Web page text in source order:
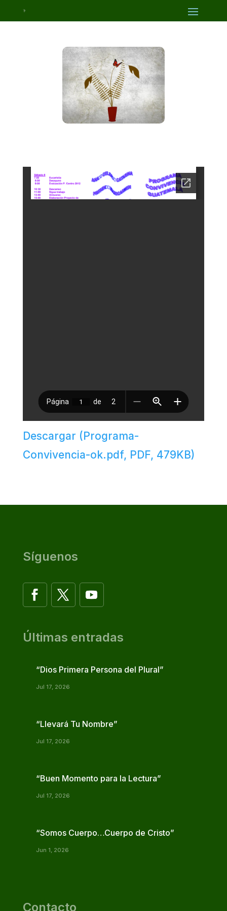
Descargar (Programa-
Convivencia-ok.pdf, PDF, 479KB)
Síguenos
Últimas entradas
“Dios Primera Persona del Plural”
Jul 17, 2026
“Llevará Tu Nombre”
Jul 17, 2026
“Buen Momento para la Lectura”
Jul 17, 2026
“Somos Cuerpo…Cuerpo de Cristo”
Jun 1, 2026
Contacto